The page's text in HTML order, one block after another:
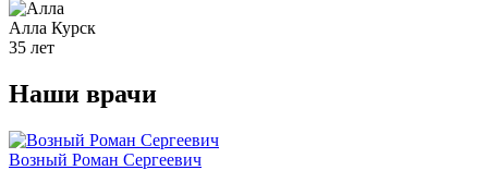
Алла Курск
35 лет
Наши врачи
Возный Роман Сергеевич